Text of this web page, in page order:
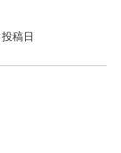
投稿日